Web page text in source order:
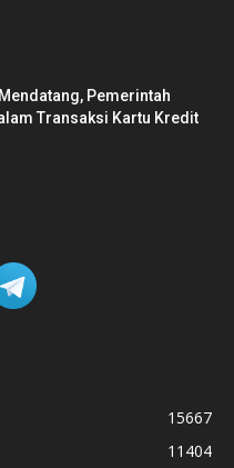
Pemerintah
Transaksi Kartu Kredit
15667
11404